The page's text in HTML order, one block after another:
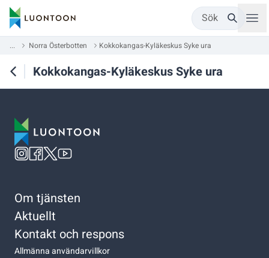
Sök
... Norra Österbotten Kokkokangas-Kyläkeskus Syke ura
Kokkokangas-Kyläkeskus Syke ura
Om tjänsten
Aktuellt
Kontakt och respons
Allmänna användarvillkor